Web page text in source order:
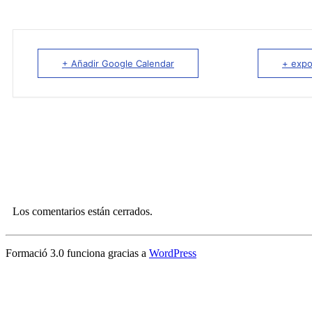
+ Añadir Google Calendar +
Los comentarios están cerrados.
Formació 3.0 funciona gracias a WordPress